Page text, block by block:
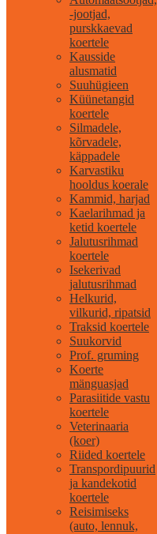
-jootjad,
purskkaevad
koertele
Kausside
alusmatid
Suuhügieen
Küünetangid
koertele
Silmadele,
kõrvadele,
käppadele
Karvastiku
hooldus koerale
Kammid, harjad
Kaelarihmad ja
ketid koertele
Jalutusrihmad
koertele
Isekerivad
jalutusrihmad
Helkurid,
vilkurid, ripatsid
Traksid koertele
Suukorvid
Prof. gruming
Koerte
mänguasjad
Parasiitide vastu
koertele
Veterinaaria
(koer)
Riided koertele
Transpordipuurid
ja kandekotid
koertele
Reisimiseks
(auto, lennuk,